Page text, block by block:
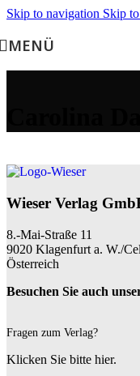
Skip to navigation Skip
MENÜ
Wieser Verlag
8.-Mai-Straße 11
9020 Klagenfurt a. W./
Österreich
Besuchen Sie auch
Fragen zum Verlag?
Klicken Sie bitte hier.